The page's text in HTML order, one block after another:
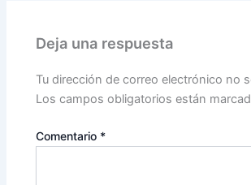
Deja una respuesta
Tu dirección de correo electrónico no
Los campos obligatorios están
Comentario *